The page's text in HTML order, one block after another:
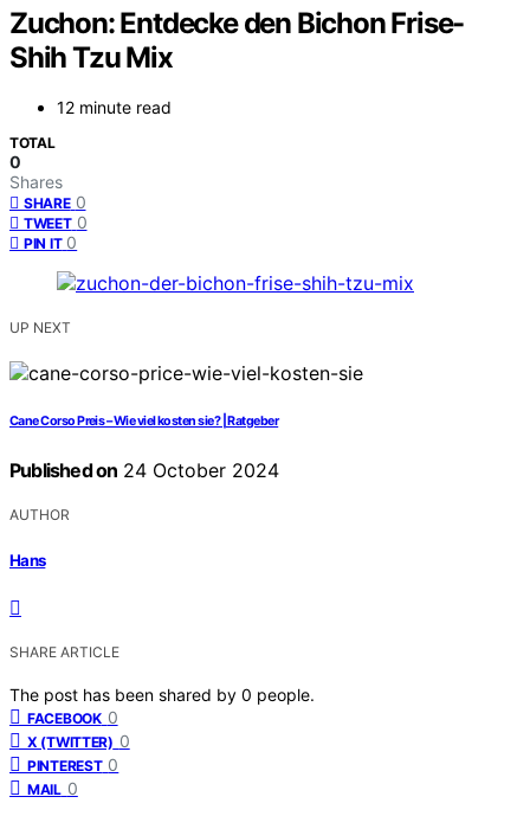
Zuchon: Entdecke den Bichon Frise-
Shih Tzu Mix
12 minute read
TOTAL
0
Shares
SHARE 0
TWEET 0
PIN IT 0
UP NEXT
Cane Corso Preis – Wie viel kosten sie? | Ratgeber
Published on 24 October 2024
AUTHOR
Hans
SHARE ARTICLE
The post has been shared by 0 people.
FACEBOOK 0
X (TWITTER) 0
PINTEREST 0
MAIL 0